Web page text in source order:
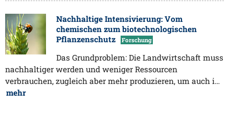
Nachhaltige Intensivierung: Vom
chemischen zum biotechnologischen
Pflanzenschutz
Forschung
Das Grundproblem: Die Landwirtschaft muss
nachhaltiger werden und weniger Ressourcen
verbrauchen, zugleich aber mehr produzieren, um auch i…
mehr